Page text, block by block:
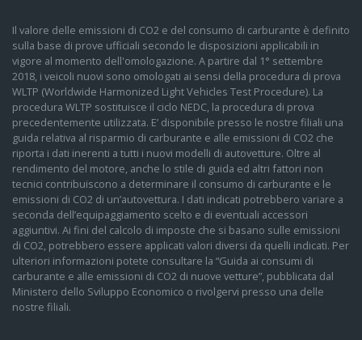
Il valore delle emissioni di CO2 e del consumo di carburante è definito
sulla base di prove ufficiali secondo le disposizioni applicabili in
vigore al momento dell'omologazione. A partire dal 1° settembre
2018, i veicoli nuovi sono omologati ai sensi della procedura di prova
WLTP (Worldwide Harmonized Light Vehicles Test Procedure). La
procedura WLTP sostituisce il ciclo NEDC, la procedura di prova
precedentemente utilizzata. E’ disponibile presso le nostre filiali una
guida relativa al risparmio di carburante e alle emissioni di CO2 che
riporta i dati inerenti a tutti i nuovi modelli di autovetture. Oltre al
rendimento del motore, anche lo stile di guida ed altri fattori non
tecnici contribuiscono a determinare il consumo di carburante e le
emissioni di CO2 di un’autovettura. I dati indicati potrebbero variare a
seconda dell’equipaggiamento scelto e di eventuali accessori
aggiuntivi. Ai fini del calcolo di imposte che si basano sulle emissioni
di CO2, potrebbero essere applicati valori diversi da quelli indicati. Per
ulteriori informazioni potete consultare la “Guida ai consumi di
carburante e alle emissioni di CO2 di nuove vetture”, pubblicata dal
Ministero dello Sviluppo Economico o rivolgervi presso una delle
nostre filiali.